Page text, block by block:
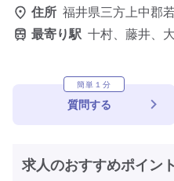
住所 福井県三方上中郡
最寄り駅 十村、藤井、
簡単１分
質問する
求人のおすすめポイント